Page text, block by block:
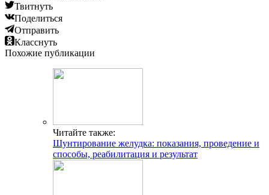
Твитнуть
Поделиться
Отправить
Класснуть
Похожие публикации
Читайте также:
Шунтирование желудка: показания, проведение и
способы, реабилитация и результат